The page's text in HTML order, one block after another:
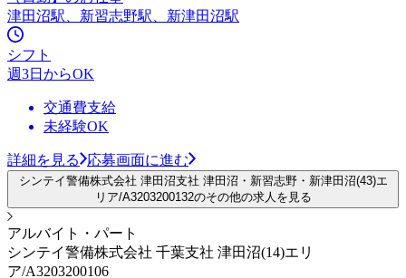
津田沼駅、新習志野駅、新津田沼駅
シフト
週3日からOK
交通費支給
未経験OK
詳細を見る 応募画面に進む
シンテイ警備株式会社 津田沼支社 津田沼・新習志野・新津田沼(43)エ
リア/A3203200132のその他の求人を見る
アルバイト・パート
シンテイ警備株式会社 千葉支社 津田沼(14)エリ
ア/A3203200106